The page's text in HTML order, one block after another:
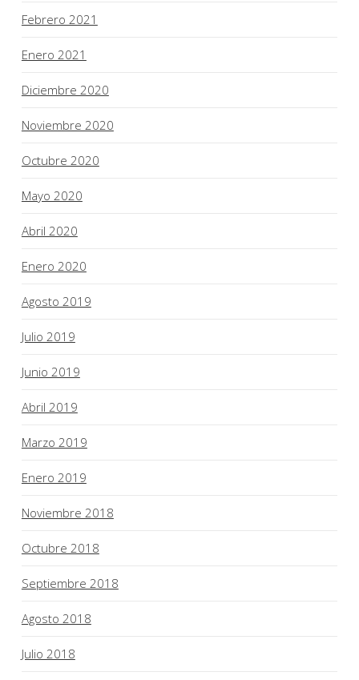
Febrero 2021
Enero 2021
Diciembre 2020
Noviembre 2020
Octubre 2020
Mayo 2020
Abril 2020
Enero 2020
Agosto 2019
Julio 2019
Junio 2019
Abril 2019
Marzo 2019
Enero 2019
Noviembre 2018
Octubre 2018
Septiembre 2018
Agosto 2018
Julio 2018